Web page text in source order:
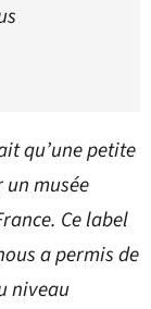
qu’une petite
un musée
Ce label
a permis de
niveau